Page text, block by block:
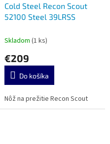
Cold Steel Recon Scout
52100 Steel 39LRSS
Skladom (1 ks)
€209
Do košíka
Nôž na prežitie Recon Scout